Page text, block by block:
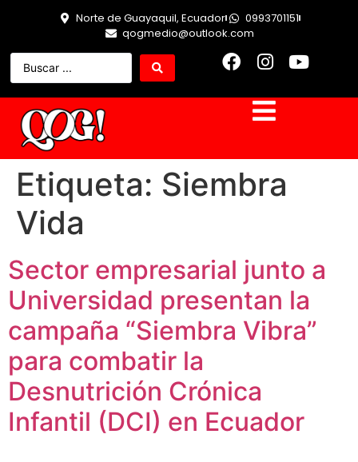
Norte de Guayaquil, Ecuador
0993701151
qogmedio@outlook.com
Etiqueta: Siembra
Vida
Sector empresarial junto a
Universidad presentan la
campaña “Siembra Vibra”
para combatir la
Desnutrición Crónica
Infantil (DCI) en Ecuador